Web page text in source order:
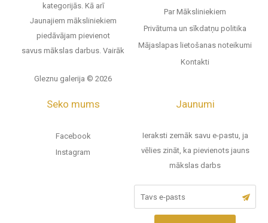
kategorijās. Kā arī
Jaunajiem māksliniekiem
piedāvājam pievienot
savus mākslas darbus. Vairāk
Gleznu galerija © 2026
Par Māksliniekiem
Privātuma un sīkdatņu politika
Mājaslapas lietošanas noteikumi
Kontakti
Seko mums
Facebook
Instagram
Jaunumi
Ieraksti zemāk savu e-pastu, ja
vēlies zināt, ka pievienots jauns
mākslas darbs